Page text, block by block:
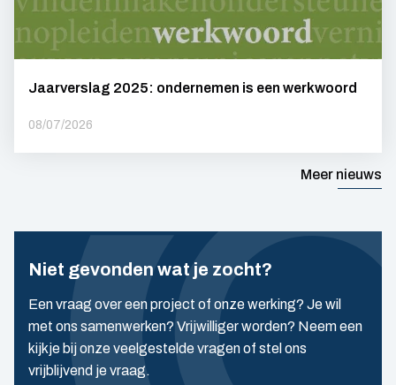
Jaarverslag 2025: ondernemen is een werkwoord
08/07/2026
Meer nieuws
Niet gevonden wat je zocht?
Een vraag over een project of onze werking? Je wil
met ons samenwerken? Vrijwilliger worden? Neem een
kijkje bij onze veelgestelde vragen of stel ons
vrijblijvend je vraag.